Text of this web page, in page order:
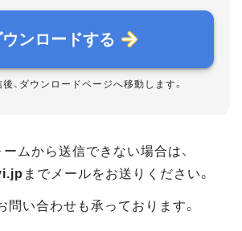
ウンロードする
、ダウンロードページへ移動します。
ムから送信できない場合は、
までメールをお送りください。
問い合わせも承っております。